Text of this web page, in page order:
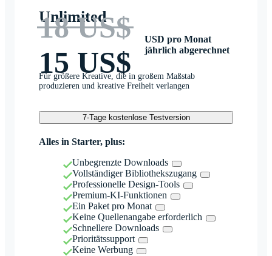
Unlimited
18 US$
15 US$
USD pro Monat
jährlich abgerechnet
Für größere Kreative, die in großem Maßstab
produzieren und kreative Freiheit verlangen
7-Tage kostenlose Testversion
Alles in Starter, plus:
Unbegrenzte Downloads
Vollständiger Bibliothekszugang
Professionelle Design-Tools
Premium-KI-Funktionen
Ein Paket pro Monat
Keine Quellenangabe erforderlich
Schnellere Downloads
Prioritätssupport
Keine Werbung